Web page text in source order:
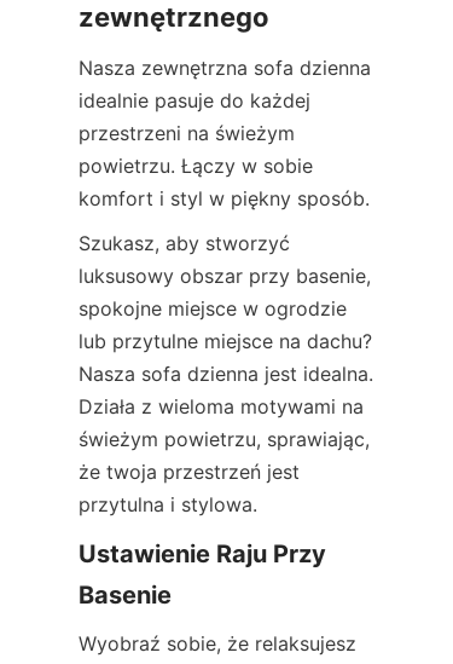
zewnętrznego
Nasza zewnętrzna sofa dzienna
idealnie pasuje do każdej
przestrzeni na świeżym
powietrzu. Łączy w sobie
komfort i styl w piękny sposób.
Szukasz, aby stworzyć
luksusowy obszar przy basenie,
spokojne miejsce w ogrodzie
lub przytulne miejsce na dachu?
Nasza sofa dzienna jest idealna.
Działa z wieloma motywami na
świeżym powietrzu, sprawiając,
że twoja przestrzeń jest
przytulna i stylowa.
Ustawienie Raju Przy
Basenie
Wyobraź sobie, że relaksujesz